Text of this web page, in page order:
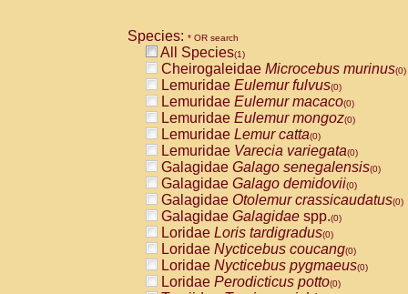
CebidaeCebus capucinus
CebidaeCebus nigrivittatus
CebidaeCebus spp.(0)
CebidaeSaimiri boliviensis(0)
CebidaeSaimiri sciureus(0)
AtelidaeAlouatta caraya(0)
AtelidaeAlouatta fusca(0)
AtelidaeAlouatta seniculus(0)
AtelidaeAlouattaspp.(0)
AtelidaeAteles belzebuth(0)
AtelidaeAteles geoffroyi(0)
AtelidaeAteles paniscus(0)
AtelidaeAtelesspp.(0)
AtelidaeLagothrix lagothricha(0)
AtelidaeLagothrix lagothricha cana
PitheciidaeCacajao calvus
Species: * OR search
All Species(1)
Cheirogaleidae Microcebus murinus(0)
Lemuridae Eulemur fulvus(0)
Lemuridae Eulemur macaco(0)
Lemuridae Eulemur mongoz(0)
Lemuridae Lemur catta(0)
Lemuridae Varecia variegata(0)
Galagidae Galago senegalensis(0)
Galagidae Galago demidovii(0)
Galagidae Otolemur crassicaudatus(0)
Galagidae Galagidae spp.(0)
Loridae Loris tardigradus(0)
Loridae Nycticebus coucang(0)
Loridae Nycticebus pygmaeus(0)
Loridae Perodicticus potto(0)